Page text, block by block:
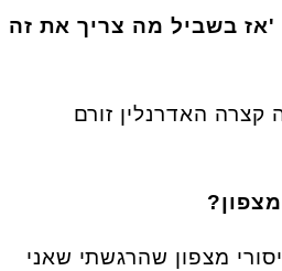
'אז בשביל מה צריך את זה
האדרנלין זורם
מצפון שהרגשתי שאני